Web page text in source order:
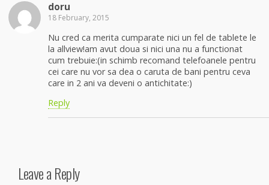
doru
18 February, 2015
Nu cred ca merita cumparate nici un fel de tablete le
la allview!am avut doua si nici una nu a functionat
cum trebuie:(in schimb recomand telefoanele pentru
cei care nu vor sa dea o caruta de bani pentru ceva
care in 2 ani va deveni o antichitate:)
Reply
Leave a Reply